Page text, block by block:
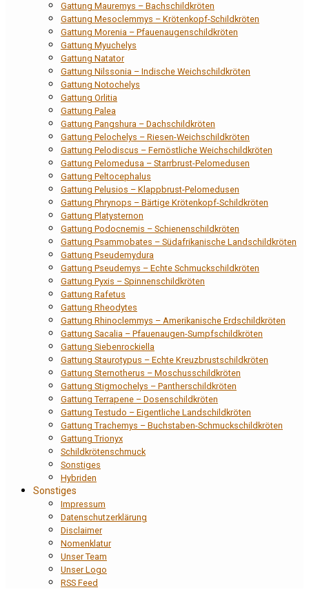
Gattung Mauremys – Bachschildkröten
Gattung Mesoclemmys – Krötenkopf-Schildkröten
Gattung Morenia – Pfauenaugenschildkröten
Gattung Myuchelys
Gattung Natator
Gattung Nilssonia – Indische Weichschildkröten
Gattung Notochelys
Gattung Orlitia
Gattung Palea
Gattung Pangshura – Dachschildkröten
Gattung Pelochelys – Riesen-Weichschildkröten
Gattung Pelodiscus – Fernöstliche Weichschildkröten
Gattung Pelomedusa – Starrbrust-Pelomedusen
Gattung Peltocephalus
Gattung Pelusios – Klappbrust-Pelomedusen
Gattung Phrynops – Bärtige Krötenkopf-Schildkröten
Gattung Platysternon
Gattung Podocnemis – Schienenschildkröten
Gattung Psammobates – Südafrikanische Landschildkröten
Gattung Pseudemydura
Gattung Pseudemys – Echte Schmuckschildkröten
Gattung Pyxis – Spinnenschildkröten
Gattung Rafetus
Gattung Rheodytes
Gattung Rhinoclemmys – Amerikanische Erdschildkröten
Gattung Sacalia – Pfauenaugen-Sumpfschildkröten
Gattung Siebenrockiella
Gattung Staurotypus – Echte Kreuzbrustschildkröten
Gattung Sternotherus – Moschusschildkröten
Gattung Stigmochelys – Pantherschildkröten
Gattung Terrapene – Dosenschildkröten
Gattung Testudo – Eigentliche Landschildkröten
Gattung Trachemys – Buchstaben-Schmuckschildkröten
Gattung Trionyx
Schildkrötenschmuck
Sonstiges
Hybriden
Sonstiges
Impressum
Datenschutzerklärung
Disclaimer
Nomenklatur
Unser Team
Unser Logo
RSS Feed